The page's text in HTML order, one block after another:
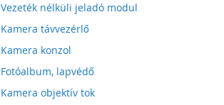
Vezeték nélküli jeladó modul
Kamera távvezérlő
Kamera konzol
Fotóalbum, lapvédő
Kamera objektív tok